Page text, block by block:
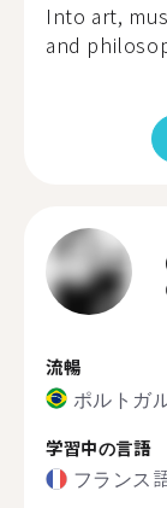
Into art,
and
流暢
ポルトガ
学習中の言語
フランス